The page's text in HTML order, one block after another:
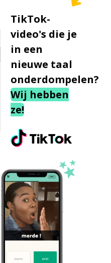
TikTok-
video's die je
in een
nieuwe taal
onderdompelen?
Wij hebben
ze!